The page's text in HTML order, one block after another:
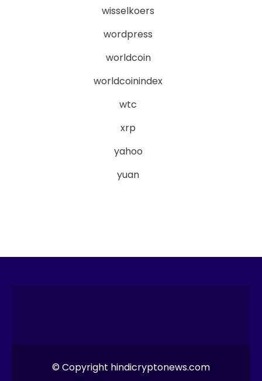
wisselkoers
wordpress
worldcoin
worldcoinindex
wtc
xrp
yahoo
yuan
© Copyright hindicryptonews.com